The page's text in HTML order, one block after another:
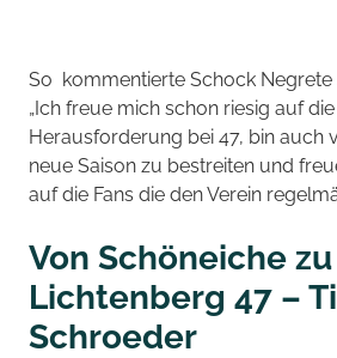
So kommentierte Schock Negrete
„Ich freue mich schon riesig auf
Herausforderung bei 47, bin auch
neue Saison zu bestreiten und
auf die Fans die den Verein
Von Schöneiche zu
Lichtenberg 47 –
Schroeder